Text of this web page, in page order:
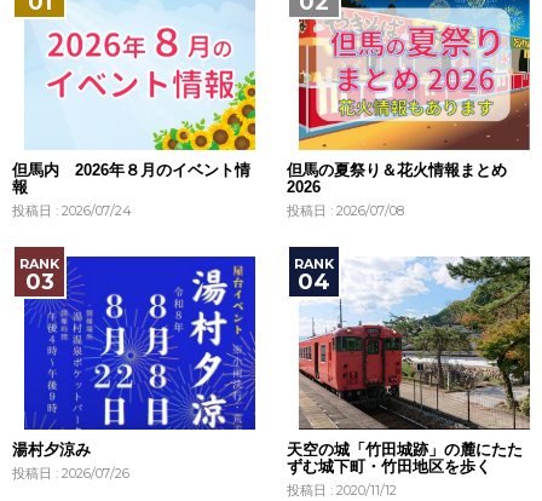
但馬内 2026年８月のイベント情
報
投稿日 : 2026/07/24
但馬の夏祭り＆花火情報まとめ
2026
投稿日 : 2026/07/08
湯村夕涼み
投稿日 : 2026/07/26
天空の城「竹田城跡」の麓にたた
ずむ城下町・竹田地区を歩く
投稿日 : 2020/11/12